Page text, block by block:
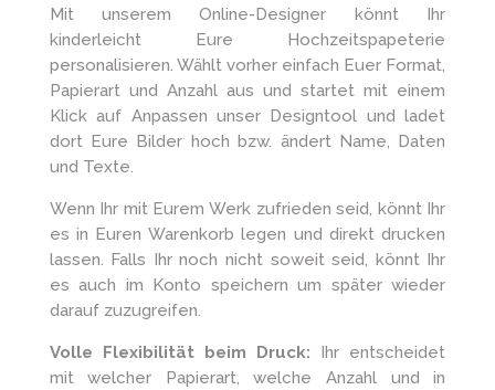
Mit unserem Online-Designer könnt Ihr
kinderleicht Eure Hochzeitspapeterie
personalisieren. Wählt vorher einfach Euer Format,
Papierart und Anzahl aus und startet mit einem
Klick auf Anpassen unser Designtool und ladet
dort Eure Bilder hoch bzw. ändert Name, Daten
und Texte.
Wenn Ihr mit Eurem Werk zufrieden seid, könnt Ihr
es in Euren Warenkorb legen und direkt drucken
lassen. Falls Ihr noch nicht soweit seid, könnt Ihr
es auch im Konto speichern um später wieder
darauf zuzugreifen.
Volle Flexibilität beim Druck: Ihr entscheidet
mit welcher Papierart, welche Anzahl und in